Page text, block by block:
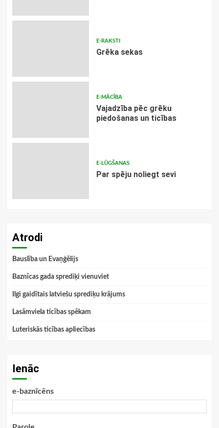
E-RAKSTI
Grēka sekas
E-MĀCĪBA
Vajadzība pēc grēku
piedošanas un ticības
E-LŪGŠANAS
Par spēju noliegt sevi
Atrodi
Bauslība un Evaņģēlijs
Baznīcas gada sprediķi vienuviet
Ilgi gaidītais latviešu sprediķu krājums
Lasāmviela ticības spēkam
Luteriskās ticības apliecības
Ienāc
e-baznīcēns